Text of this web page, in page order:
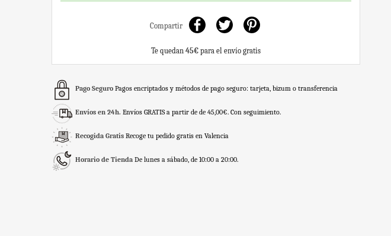
Compartir
Te quedan45€ para el envío gratis
Pago Seguro Pagos encriptados y métodos de pago seguro: tarjeta, bizum o transferencia
Envíos en 24h. Envíos GRATIS a partir de de 45,00€. Con seguimiento.
Recogida Gratis Recoge tu pedido gratis en Valencia
Horario de Tienda De lunes a sábado, de 10:00 a 20:00.